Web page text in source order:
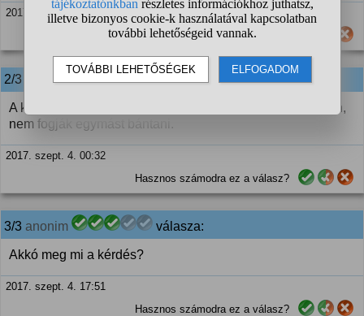
2017. aug. 31. 10:28
Hasznos számodra ez a válasz?
2/3 anonimválasza:
A kutya kint van az udvaron, a malac meg bent a kerékben,
nem fogják egymást bántani.
2017. szept. 4. 00:32
Hasznos számodra ez a válasz?
3/3 anonim válasza:
Akkó meg mi a kérdés?
2017. szept. 4. 17:51
Hasznos számodra ez a válasz?